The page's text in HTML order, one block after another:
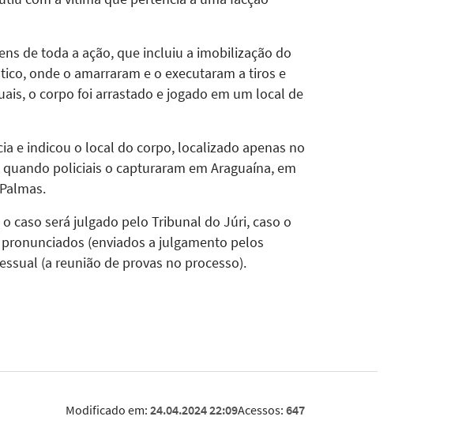
de toda a ação, que incluiu a imobilização do
onde o amarraram e o executaram a tiros e
o corpo foi arrastado e jogado em um local de
e indicou o local do corpo, localizado apenas no
policiais o capturaram em Araguaína, em
caso será julgado pelo Tribunal do Júri, caso o
(enviados a julgamento pelos
(a reunião de provas no processo).
Modificado em: 24.04.2024 22:09Acessos: 647